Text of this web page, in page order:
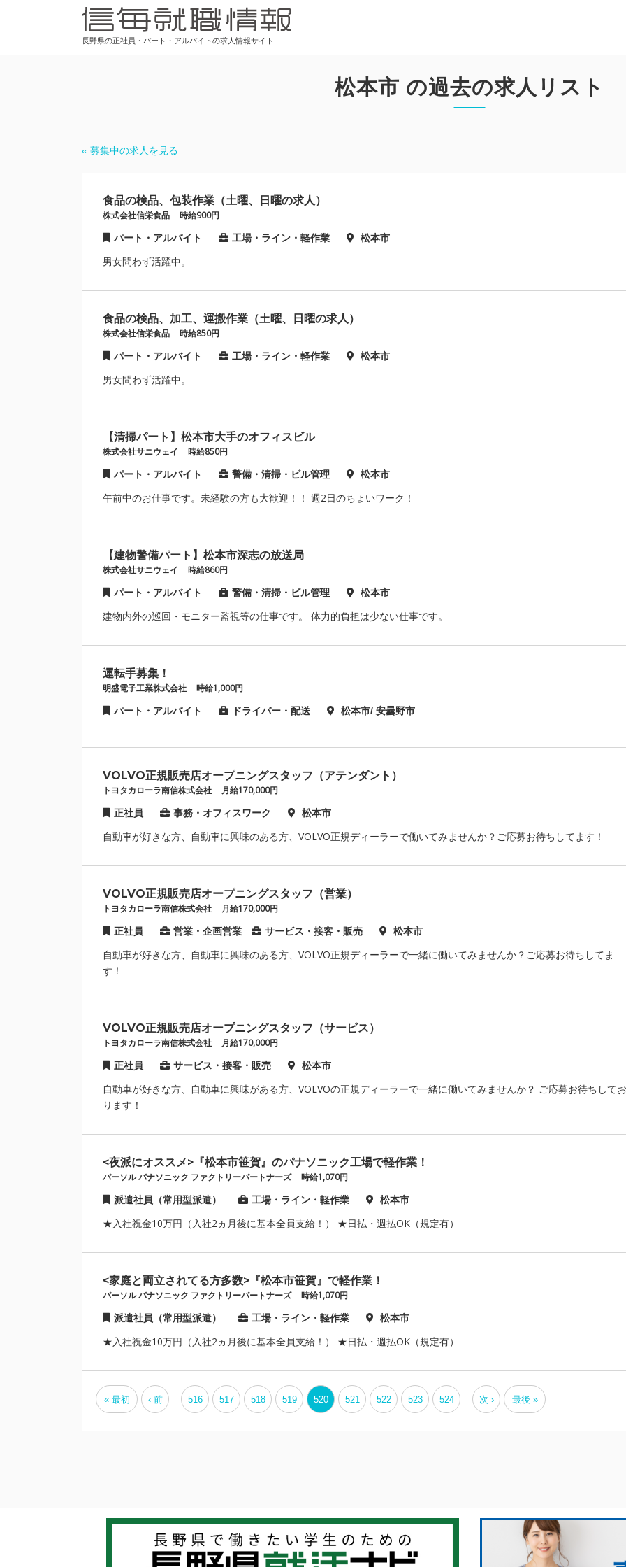
長野県の正社員・パート・アルバイトの求人情報サイト
松本市 の過去の求人リスト
« 募集中の求人を見る
食品の検品、包装作業（土曜、日曜の求人）
株式会社信栄食品 時給900円
パート・アルバイト 工場・ライン・軽作業 松本市
男女問わず活躍中。
食品の検品、加工、運搬作業（土曜、日曜の求人）
株式会社信栄食品 時給850円
パート・アルバイト 工場・ライン・軽作業 松本市
男女問わず活躍中。
【清掃パート】松本市大手のオフィスビル
株式会社サニウェイ 時給850円
パート・アルバイト 警備・清掃・ビル管理 松本市
午前中のお仕事です。未経験の方も大歓迎！！ 週2日のちょいワーク！
【建物警備パート】松本市深志の放送局
株式会社サニウェイ 時給860円
パート・アルバイト 警備・清掃・ビル管理 松本市
建物内外の巡回・モニター監視等の仕事です。 体力的負担は少ない仕事です。
運転手募集！
明盛電子工業株式会社 時給1,000円
パート・アルバイト ドライバー・配送 松本市/ 安曇野市
VOLVO正規販売店オープニングスタッフ（アテンダント）
トヨタカローラ南信株式会社 月給170,000円
正社員 事務・オフィスワーク 松本市
自動車が好きな方、自動車に興味のある方、VOLVO正規ディーラーで働いてみませんか？ご応募お待ちしてます！
VOLVO正規販売店オープニングスタッフ（営業）
トヨタカローラ南信株式会社 月給170,000円
正社員 営業・企画営業 サービス・接客・販売 松本市
自動車が好きな方、自動車に興味のある方、VOLVO正規ディーラーで一緒に働いてみませんか？ご応募お待ちしてま
す！
VOLVO正規販売店オープニングスタッフ（サービス）
トヨタカローラ南信株式会社 月給170,000円
正社員 サービス・接客・販売 松本市
自動車が好きな方、自動車に興味がある方、VOLVOの正規ディーラーで一緒に働いてみませんか？ ご応募お待ちしてお
ります！
<夜派にオススメ>『松本市笹賀』のパナソニック工場で軽作業！
パーソル パナソニック ファクトリーパートナーズ 時給1,070円
派遣社員（常用型派遣） 工場・ライン・軽作業 松本市
★入社祝金10万円（入社2ヵ月後に基本全員支給！） ★日払・週払OK（規定有）
<家庭と両立されてる方多数>『松本市笹賀』で軽作業！
パーソル パナソニック ファクトリーパートナーズ 時給1,070円
派遣社員（常用型派遣） 工場・ライン・軽作業 松本市
★入社祝金10万円（入社2ヵ月後に基本全員支給！） ★日払・週払OK（規定有）
« 最初 ‹ 前 516 517 518 519 520 521 522 523 524 次 › 最後 »